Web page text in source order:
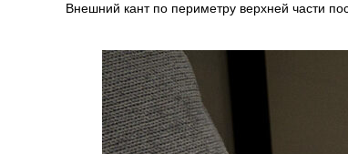
Внешний кант по периметру верхней части